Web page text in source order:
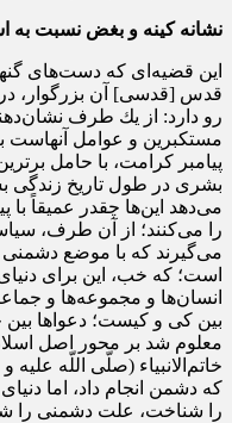
نشانه کینه و بغض نسبت به
این قضیه‌اى كه دست‌هاى
قدس [قدسی] آن بزرگوار، در
رو دارد: از یك طرف
مستكبرین و عوامل آنهاست
پیامبر كرامت، با حامل
بشرى در طول تاریخ زندگى
می‌دهد این‌ها چقدر عمیقاً با
را می‌كنند؛ از آن طرف،
می‌گیرند كه با موضع دشمنى
است؛ كه خب، این براى
انسان‌ها و مجموعه‌ها و
بین كى و كیست؛ دعواها
معلوم شد بر محور اصل
خاتم‌الانبیاء (صلّى اللّه
كه دشمن انجام داد، اما
را شناخت، علت دشمنى را